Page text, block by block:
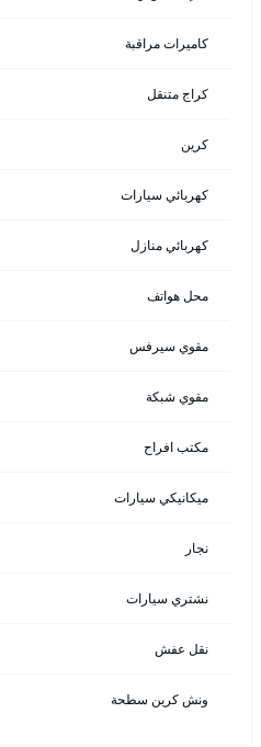
كاميرات مراقبة
كراج متنقل
كرين
كهربائي سيارات
كهربائي منازل
محل هواتف
مقوي سيرفس
مقوي شبكة
مكتب افراح
ميكانيكي سيارات
نجار
نشتري سيارات
نقل عفش
ونش كرين سطحة